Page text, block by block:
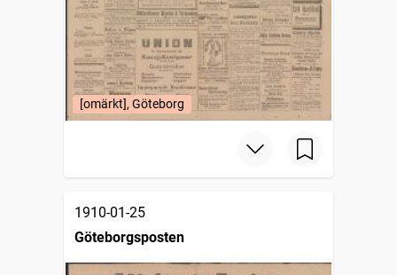
[omärkt], Göteborg
1910-01-25
Göteborgsposten